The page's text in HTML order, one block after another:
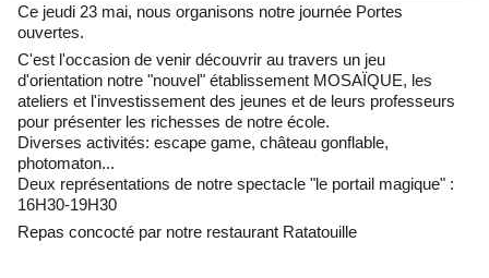
Ce jeudi 23 mai, nous organisons notre journée Portes
ouvertes.
C'est l'occasion de venir découvrir au travers un jeu
d'orientation notre "nouvel" établissement MOSAÏQUE, les
ateliers et l'investissement des jeunes et de leurs professeurs
pour présenter les richesses de notre école.
Diverses activités: escape game, château gonflable,
photomaton...
Deux représentations de notre spectacle "le portail magique" :
16H30-19H30
Repas concocté par notre restaurant Ratatouille